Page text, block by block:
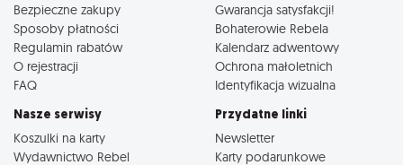
Bezpieczne zakupy
Sposoby płatności
Regulamin rabatów
O rejestracji
FAQ
Gwarancja satysfakcji!
Bohaterowie Rebela
Kalendarz adwentowy
Ochrona małoletnich
Identyfikacja wizualna
Nasze serwisy
Koszulki na karty
Wydawnictwo Rebel
Przydatne linki
Newsletter
Karty podarunkowe